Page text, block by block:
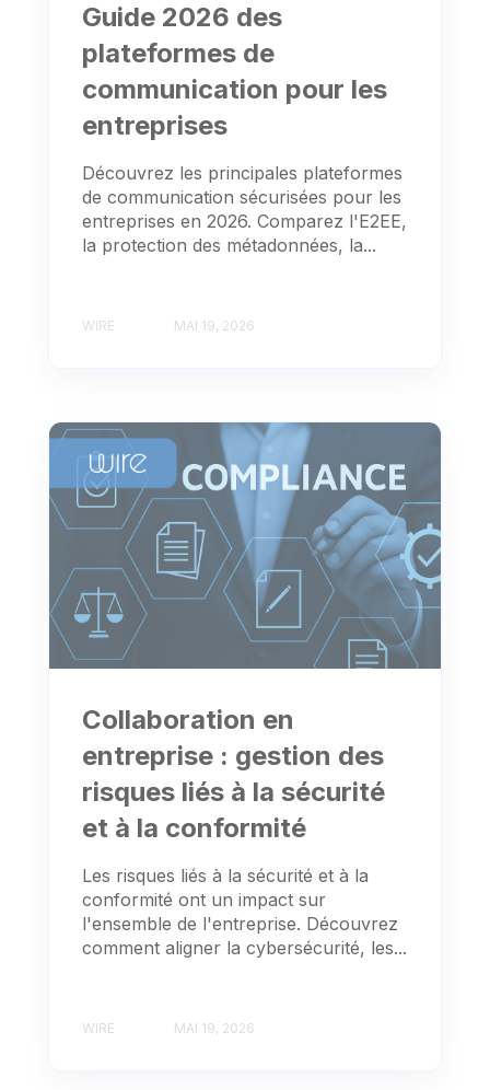
Guide 2026 des
plateformes de
communication pour les
entreprises
Découvrez les principales plateformes
de communication sécurisées pour les
entreprises en 2026. Comparez l'E2EE,
la protection des métadonnées, la...
WIRE MAI 19, 2026
Collaboration en
entreprise : gestion des
risques liés à la sécurité
et à la conformité
Les risques liés à la sécurité et à la
conformité ont un impact sur
l'ensemble de l'entreprise. Découvrez
comment aligner la cybersécurité, les...
WIRE MAI 19, 2026